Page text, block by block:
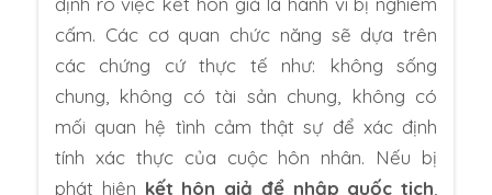
cấm. Các cơ quan chức năng sẽ dựa trên
các chứng cứ thực tế như: không sống
chung, không có tài sản chung, không có
mối quan hệ tình cảm thật sự để xác định
tính xác thực của cuộc hôn nhân. Nếu bị
phát hiện kết hôn giả để nhập quốc tịch